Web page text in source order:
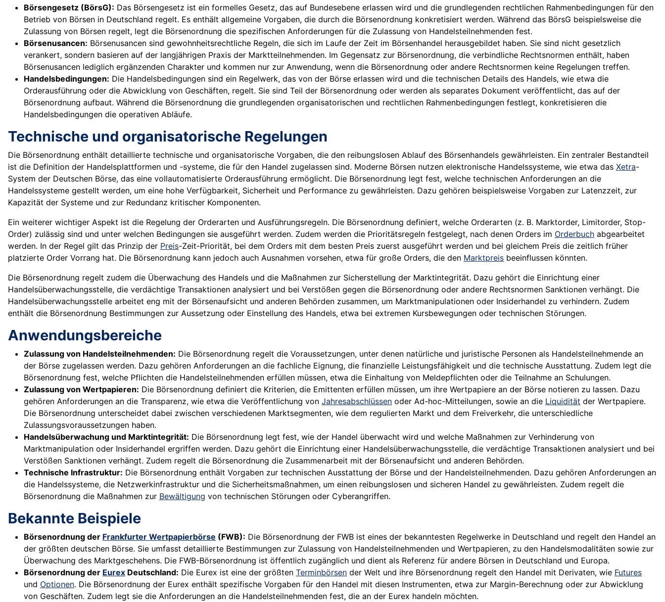
Börsengesetz (BörsG): Das Börsengesetz ist ein formelles Gesetz, das auf Bundesebene erlassen wird und die grundlegenden rechtlichen Rahmenbedingungen für den
Betrieb von Börsen in Deutschland regelt. Es enthält allgemeine Vorgaben, die durch die Börsenordnung konkretisiert werden. Während das BörsG beispielsweise die
Zulassung von Börsen regelt, legt die Börsenordnung die spezifischen Anforderungen für die Zulassung von Handelsteilnehmenden fest.
Börsenusancen: Börsenusancen sind gewohnheitsrechtliche Regeln, die sich im Laufe der Zeit im Börsenhandel herausgebildet haben. Sie sind nicht gesetzlich
verankert, sondern basieren auf der langjährigen Praxis der Marktteilnehmenden. Im Gegensatz zur Börsenordnung, die verbindliche Rechtsnormen enthält, haben
Börsenusancen lediglich ergänzenden Charakter und kommen nur zur Anwendung, wenn die Börsenordnung oder andere Rechtsnormen keine Regelungen treffen.
Handelsbedingungen: Die Handelsbedingungen sind ein Regelwerk, das von der Börse erlassen wird und die technischen Details des Handels, wie etwa die
Orderausführung oder die Abwicklung von Geschäften, regelt. Sie sind Teil der Börsenordnung oder werden als separates Dokument veröffentlicht, das auf der
Börsenordnung aufbaut. Während die Börsenordnung die grundlegenden organisatorischen und rechtlichen Rahmenbedingungen festlegt, konkretisieren die
Handelsbedingungen die operativen Abläufe.
Technische und organisatorische Regelungen
Die Börsenordnung enthält detaillierte technische und organisatorische Vorgaben, die den reibungslosen Ablauf des Börsenhandels gewährleisten. Ein zentraler Bestandteil
ist die Definition der Handelsplattformen und -systeme, die für den Handel zugelassen sind. Moderne Börsen nutzen elektronische Handelssysteme, wie etwa das Xetra-
System der Deutschen Börse, das eine vollautomatisierte Orderausführung ermöglicht. Die Börsenordnung legt fest, welche technischen Anforderungen an die
Handelssysteme gestellt werden, um eine hohe Verfügbarkeit, Sicherheit und Performance zu gewährleisten. Dazu gehören beispielsweise Vorgaben zur Latenzzeit, zur
Kapazität der Systeme und zur Redundanz kritischer Komponenten.
Ein weiterer wichtiger Aspekt ist die Regelung der Orderarten und Ausführungsregeln. Die Börsenordnung definiert, welche Orderarten (z. B. Marktorder, Limitorder, Stop-
Order) zulässig sind und unter welchen Bedingungen sie ausgeführt werden. Zudem werden die Prioritätsregeln festgelegt, nach denen Orders im Orderbuch abgearbeitet
werden. In der Regel gilt das Prinzip der Preis-Zeit-Priorität, bei dem Orders mit dem besten Preis zuerst ausgeführt werden und bei gleichem Preis die zeitlich früher
platzierte Order Vorrang hat. Die Börsenordnung kann jedoch auch Ausnahmen vorsehen, etwa für große Orders, die den Marktpreis beeinflussen könnten.
Die Börsenordnung regelt zudem die Überwachung des Handels und die Maßnahmen zur Sicherstellung der Marktintegrität. Dazu gehört die Einrichtung einer
Handelsüberwachungsstelle, die verdächtige Transaktionen analysiert und bei Verstößen gegen die Börsenordnung oder andere Rechtsnormen Sanktionen verhängt. Die
Handelsüberwachungsstelle arbeitet eng mit der Börsenaufsicht und anderen Behörden zusammen, um Marktmanipulationen oder Insiderhandel zu verhindern. Zudem
enthält die Börsenordnung Bestimmungen zur Aussetzung oder Einstellung des Handels, etwa bei extremen Kursbewegungen oder technischen Störungen.
Anwendungsbereiche
Zulassung von Handelsteilnehmenden: Die Börsenordnung regelt die Voraussetzungen, unter denen natürliche und juristische Personen als Handelsteilnehmende an
der Börse zugelassen werden. Dazu gehören Anforderungen an die fachliche Eignung, die finanzielle Leistungsfähigkeit und die technische Ausstattung. Zudem legt die
Börsenordnung fest, welche Pflichten die Handelsteilnehmenden erfüllen müssen, etwa die Einhaltung von Meldepflichten oder die Teilnahme an Schulungen.
Zulassung von Wertpapieren: Die Börsenordnung definiert die Kriterien, die Emittenten erfüllen müssen, um ihre Wertpapiere an der Börse notieren zu lassen. Dazu
gehören Anforderungen an die Transparenz, wie etwa die Veröffentlichung von Jahresabschlüssen oder Ad-hoc-Mitteilungen, sowie an die Liquidität der Wertpapiere.
Die Börsenordnung unterscheidet dabei zwischen verschiedenen Marktsegmenten, wie dem regulierten Markt und dem Freiverkehr, die unterschiedliche
Zulassungsvoraussetzungen haben.
Handelsüberwachung und Marktintegrität: Die Börsenordnung legt fest, wie der Handel überwacht wird und welche Maßnahmen zur Verhinderung von
Marktmanipulation oder Insiderhandel ergriffen werden. Dazu gehört die Einrichtung einer Handelsüberwachungsstelle, die verdächtige Transaktionen analysiert und bei
Verstößen Sanktionen verhängt. Zudem regelt die Börsenordnung die Zusammenarbeit mit der Börsenaufsicht und anderen Behörden.
Technische Infrastruktur: Die Börsenordnung enthält Vorgaben zur technischen Ausstattung der Börse und der Handelsteilnehmenden. Dazu gehören Anforderungen an
die Handelssysteme, die Netzwerkinfrastruktur und die Sicherheitsmaßnahmen, um einen reibungslosen und sicheren Handel zu gewährleisten. Zudem regelt die
Börsenordnung die Maßnahmen zur Bewältigung von technischen Störungen oder Cyberangriffen.
Bekannte Beispiele
Börsenordnung der Frankfurter Wertpapierbörse (FWB): Die Börsenordnung der FWB ist eines der bekanntesten Regelwerke in Deutschland und regelt den Handel an
der größten deutschen Börse. Sie umfasst detaillierte Bestimmungen zur Zulassung von Handelsteilnehmenden und Wertpapieren, zu den Handelsmodalitäten sowie zur
Überwachung des Marktgeschehens. Die FWB-Börsenordnung ist öffentlich zugänglich und dient als Referenz für andere Börsen in Deutschland und Europa.
Börsenordnung der Eurex Deutschland: Die Eurex ist eine der größten Terminbörsen der Welt und ihre Börsenordnung regelt den Handel mit Derivaten, wie Futures
und Optionen. Die Börsenordnung der Eurex enthält spezifische Vorgaben für den Handel mit diesen Instrumenten, etwa zur Margin-Berechnung oder zur Abwicklung
von Geschäften. Zudem legt sie die Anforderungen an die Handelsteilnehmenden fest, die an der Eurex handeln möchten.